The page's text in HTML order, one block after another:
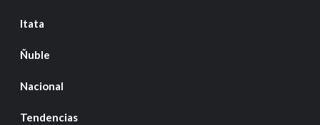
Itata
Ñuble
Nacional
Tendencias